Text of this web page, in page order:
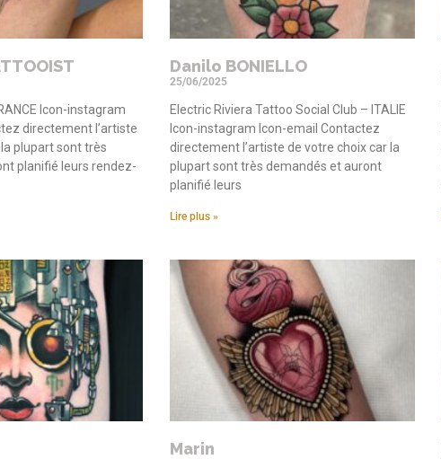
Icon-instagram
directement l’artiste
plupart sont très
planifié leurs rendez-
Danilo BONIELLO
25/06/2025
Electric Riviera Tattoo Social Club – ITALIE
Icon-instagram Icon-email Contactez
directement l’artiste de votre choix car la
plupart sont très demandés et auront
planifié leurs
Lire plus »
Marin